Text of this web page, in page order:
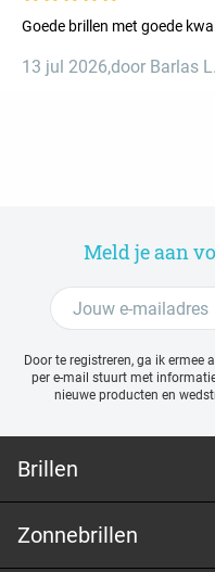
Goede brillen met goede
13 jul 2026,door Barlas L.
Meld je aan
Door te registreren, ga ik
per e-mail stuurt met
nieuwe producten en
Brillen
Zonnebrillen